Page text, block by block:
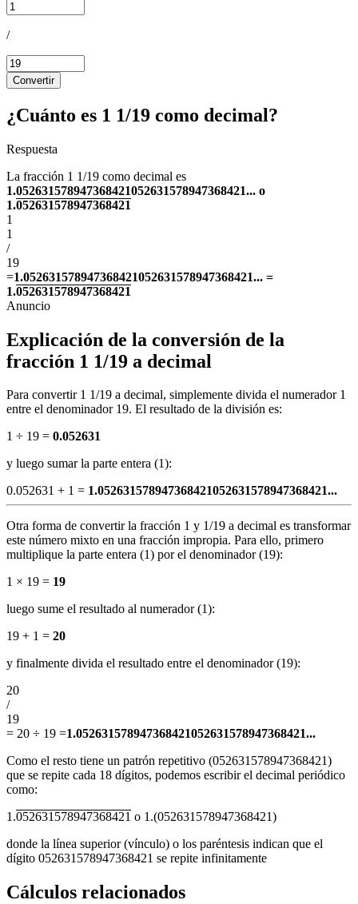
/
Convertir
¿Cuánto es 1 1/19 como decimal?
Respuesta
La fracción 1 1/19 como decimal es
1.052631578947368421052631578947368421... o
1.052631578947368421
1
1
/
19
=1.052631578947368421052631578947368421... =
1.052631578947368421
Explicación de la conversión de la
fracción 1 1/19 a decimal
Para convertir 1 1/19 a decimal, simplemente divida el numerador 1
entre el denominador 19. El resultado de la división es:
1 ÷ 19 = 0.052631
y luego sumar la parte entera (1):
0.052631 + 1 = 1.052631578947368421052631578947368421...
Otra forma de convertir la fracción 1 y 1/19 a decimal es transformar
este número mixto en una fracción impropia. Para ello, primero
multiplique la parte entera (1) por el denominador (19):
1 × 19 = 19
luego sume el resultado al numerador (1):
19 + 1 = 20
y finalmente divida el resultado entre el denominador (19):
20
/
19
= 20 ÷ 19 =1.052631578947368421052631578947368421...
Como el resto tiene un patrón repetitivo (052631578947368421)
que se repite cada 18 dígitos, podemos escribir el decimal periódico
como:
1.052631578947368421 o 1.(052631578947368421)
donde la línea superior (vínculo) o los paréntesis indican que el
dígito 052631578947368421 se repite infinitamente
Cálculos relacionados